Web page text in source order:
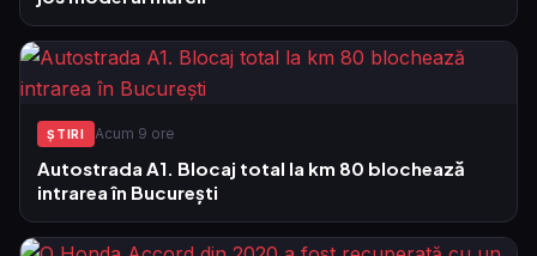
ŞTIRI Acum 9 ore
Autostrada A1. Blocaj total la km 80 blochează
intrarea în București